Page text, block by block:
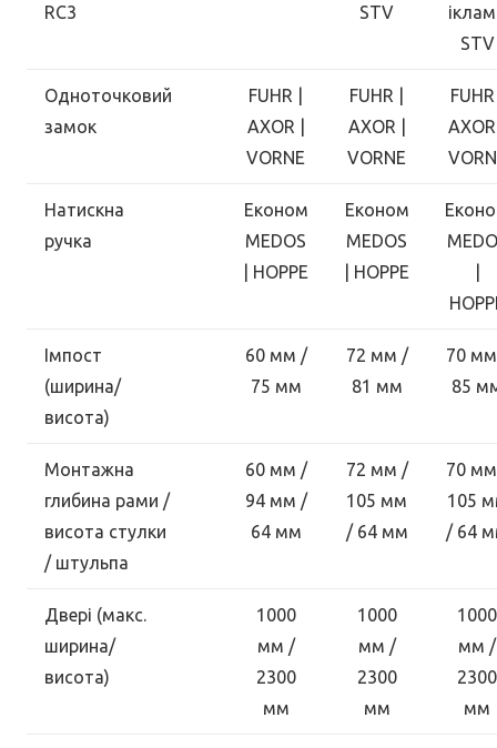
RC3
STV
STV
Одноточковий
замок
FUHR |
AXOR |
VORNE
FUHR |
AXOR |
VORNE
Натискна
ручка
Економ
MEDOS
| HOPPE
Економ
MEDOS
| HOPPE
Імпост
(ширина/
висота)
60 мм /
75 мм
72 мм /
81 мм
70
85
Монтажна
глибина рами /
висота стулки
/ штульпа
60 мм /
94 мм /
64 мм
72 мм /
105 мм
/ 64 мм
70
105
/ 64
Двері (макс.
ширина/
висота)
1000
мм /
2300
мм
1000
мм /
2300
мм
1000
мм /
2300
мм